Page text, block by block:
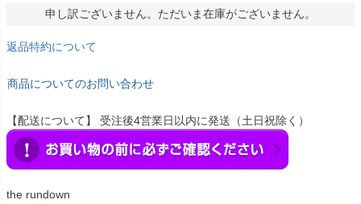
申し訳ございません。ただいま在庫がございません。
返品特約について
商品についてのお問い合わせ
【配送について】 受注後4営業日以内に発送（土日祝除く）
the rundown